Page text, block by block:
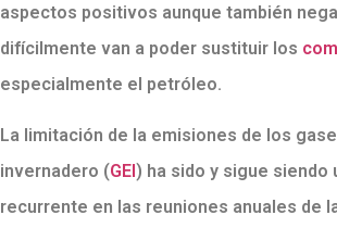
aspectos positivos aunque también
difícilmente van a poder sustituir los
especialmente el petróleo.
La limitación de la emisiones de los
invernadero (GEI ) ha sido y sigue siendo
recurrente en las reuniones anuales de